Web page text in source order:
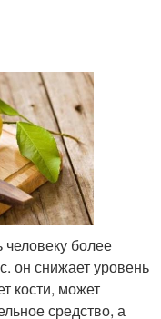
более
он снижает уровень
кости, может
средство, а